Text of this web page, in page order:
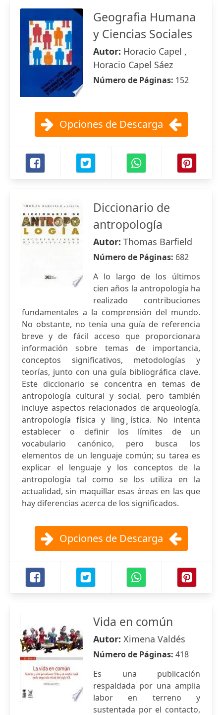
Geografia Humana
y Ciencias Sociales
Autor: Horacio Capel ,
Horacio Capel Sáez
Número de Páginas: 152
Opciones de Descarga
Diccionario de
antropología
Autor: Thomas Barfield
Número de Páginas: 682
A lo largo de los últimos
cien años la antropología ha
realizado contribuciones
fundamentales a la comprensión del mundo.
No obstante, no tenía una guía de referencia
breve y de fácil acceso que proporcionara
información sobre temas de importancia,
conceptos significativos, metodologías y
teorías, junto con una guía bibliográfica clave.
Este diccionario se concentra en temas de
antropología cultural y social, pero también
incluye aspectos relacionados de arqueología,
antropología física y ling ̧ística. No intenta
establecer o definir los límites de un
vocabulario canónico, pero busca los
elementos de un lenguaje común; su tarea es
explicar el lenguaje y los conceptos de la
antropología tal como se los utiliza en la
actualidad, sin maquillar esas áreas en las que
hay diferencias acerca de los significados.
Opciones de Descarga
Vida en común
Autor: Ximena Valdés
Número de Páginas: 418
Es una publicación
respaldada por una amplia
labor en terreno y
sustentada por el contacto,